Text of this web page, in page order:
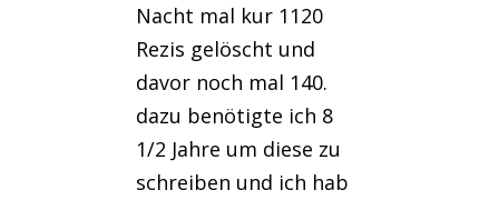
Nacht mal kur 1120
Rezis gelöscht und
davor noch mal 140.
dazu benötigte ich 8
1/2 Jahre um diese zu
schreiben und ich hab